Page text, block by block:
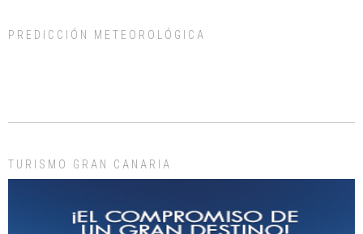
manso y extremadamente cari...
PREDICCIÓN METEOROLÓGICA
TURISMO GRAN CANARIA